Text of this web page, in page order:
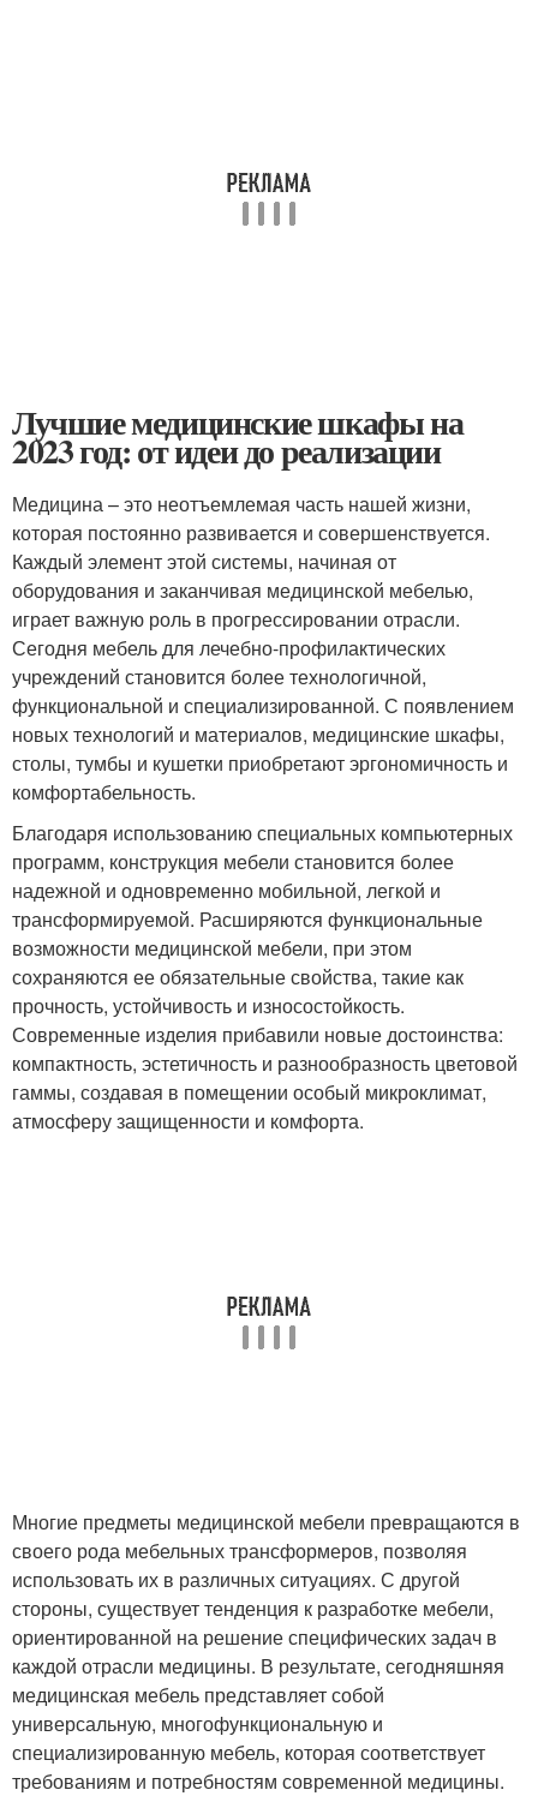
Лучшие медицинские шкафы на
2023 год: от идеи до реализации
Медицина – это неотъемлемая часть нашей жизни,
которая постоянно развивается и совершенствуется.
Каждый элемент этой системы, начиная от
оборудования и заканчивая медицинской мебелью,
играет важную роль в прогрессировании отрасли.
Сегодня мебель для лечебно-профилактических
учреждений становится более технологичной,
функциональной и специализированной. С появлением
новых технологий и материалов, медицинские шкафы,
столы, тумбы и кушетки приобретают эргономичность и
комфортабельность.
Благодаря использованию специальных компьютерных
программ, конструкция мебели становится более
надежной и одновременно мобильной, легкой и
трансформируемой. Расширяются функциональные
возможности медицинской мебели, при этом
сохраняются ее обязательные свойства, такие как
прочность, устойчивость и износостойкость.
Современные изделия прибавили новые достоинства:
компактность, эстетичность и разнообразность цветовой
гаммы, создавая в помещении особый микроклимат,
атмосферу защищенности и комфорта.
Многие предметы медицинской мебели превращаются в
своего рода мебельных трансформеров, позволяя
использовать их в различных ситуациях. С другой
стороны, существует тенденция к разработке мебели,
ориентированной на решение специфических задач в
каждой отрасли медицины. В результате, сегодняшняя
медицинская мебель представляет собой
универсальную, многофункциональную и
специализированную мебель, которая соответствует
требованиям и потребностям современной медицины.